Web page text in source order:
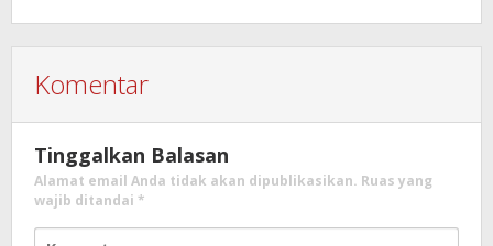
Komentar
Tinggalkan Balasan
Alamat email Anda tidak akan dipublikasikan. Ruas yang
wajib ditandai *